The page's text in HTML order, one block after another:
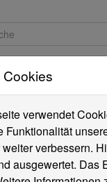
verwendet
Funktionalität
verbessern.
ausgewertet. Das